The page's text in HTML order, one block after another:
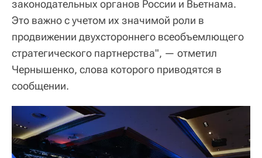
законодательных органов России и Вьетнама.
Это важно с учетом их значимой роли в
продвижении двухстороннего всеобъемлющего
стратегического партнерства", — отметил
Чернышенко, слова которого приводятся в
сообщении.